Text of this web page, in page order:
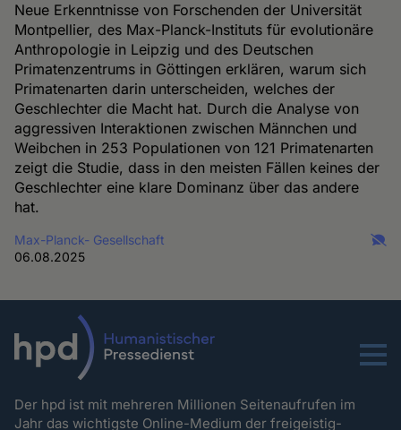
Neue Erkenntnisse von Forschenden der Universität
Montpellier, des Max-Planck-Instituts für evolutionäre
Anthropologie in Leipzig und des Deutschen
Primatenzentrums in Göttingen erklären, warum sich
Primatenarten darin unterscheiden, welches der
Geschlechter die Macht hat. Durch die Analyse von
aggressiven Interaktionen zwischen Männchen und
Weibchen in 253 Populationen von 121 Primatenarten
zeigt die Studie, dass in den meisten Fällen keines der
Geschlechter eine klare Dominanz über das andere
hat.
Max-Planck- Gesellschaft
06.08.2025
Menu
Der hpd ist mit mehreren Millionen Seitenaufrufen im
Jahr das wichtigste Online-Medium der freigeistig-